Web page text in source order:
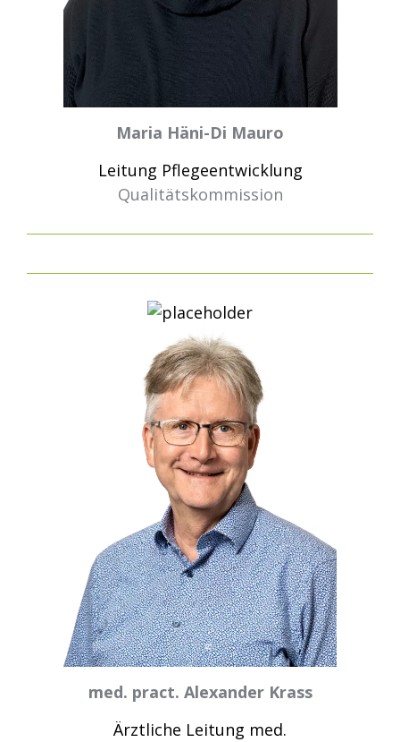
Maria Häni-Di Mauro
Leitung Pflegeentwicklung
Qualitätskommission
med. pract. Alexander Krass
Ärztliche Leitung med.